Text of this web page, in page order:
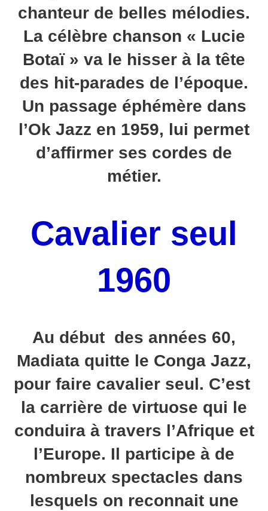
chanteur de belles mélodies.
La célèbre chanson « Lucie
Botaï » va le hisser à la tête
des hit-parades de l’époque.
Un passage éphémère dans
l’Ok Jazz en 1959, lui permet
d’affirmer ses cordes de
métier.
Cavalier seul
1960
Au début des années 60,
Madiata quitte le Conga Jazz,
pour faire cavalier seul. C’est
la carrière de virtuose qui le
conduira à travers l’Afrique et
l’Europe. Il participe à de
nombreux spectacles dans
lesquels on reconnait une